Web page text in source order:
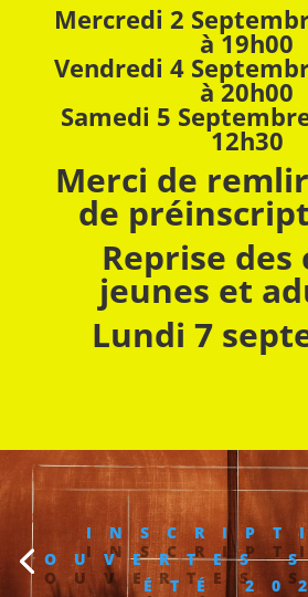
Mercredi 2
à 19h00
Vendredi 4
à 20h00
Samedi 5
12h30
Merci de
de
Reprise des
jeunes et
Lundi 7
OUVERTES
ÉTÉ